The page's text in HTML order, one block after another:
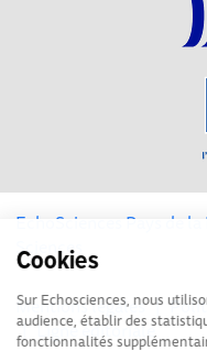
Cookies
Sur Echosciences, nous
audience, établir des
fonctionnalités
EchoSciences Pays de
Sciences
Mentions légales|
|Ligne éditoriale